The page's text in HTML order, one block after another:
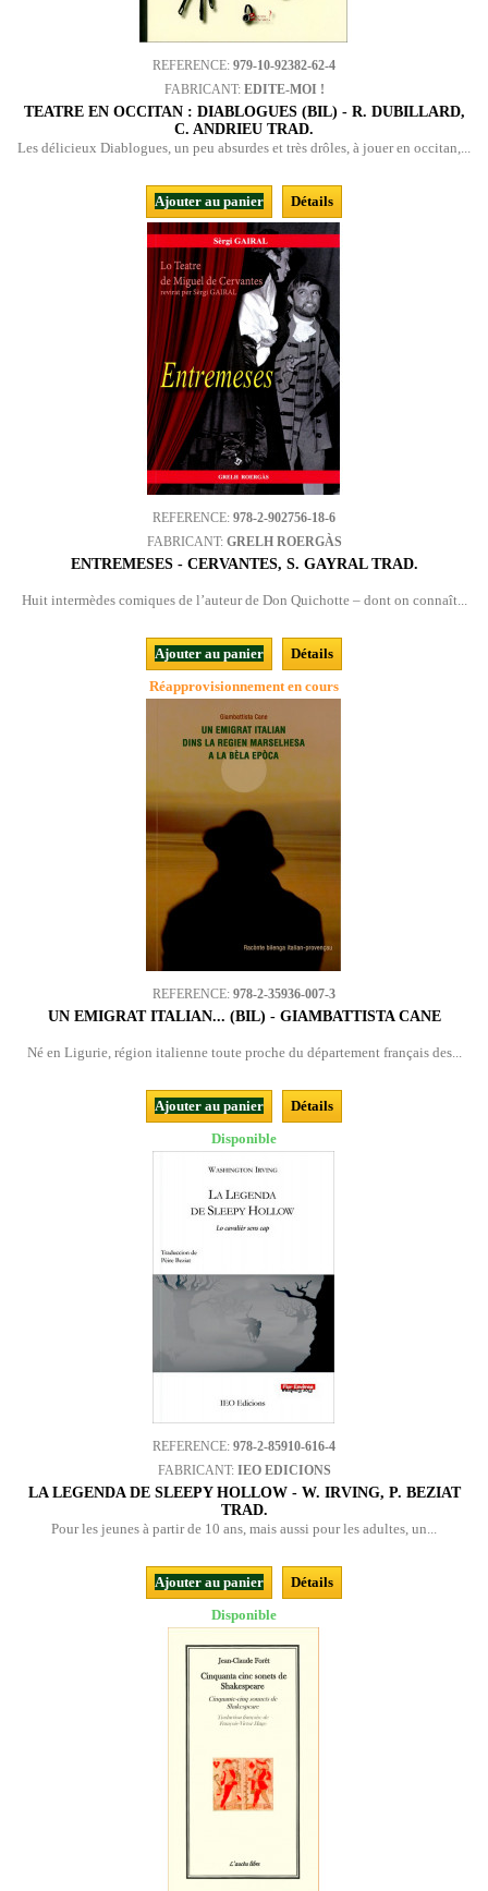
REFERENCE: 979-10-92382-62-4
FABRICANT: EDITE-MOI !
TEATRE EN OCCITAN : DIABLOGUES (BIL) - R. DUBILLARD,
C. ANDRIEU TRAD.
Les délicieux Diablogues, un peu absurdes et très drôles, à jouer en occitan,...
Ajouter au panier Détails
REFERENCE: 978-2-902756-18-6
FABRICANT: GRELH ROERGÀS
ENTREMESES - CERVANTES, S. GAYRAL TRAD.
Huit intermèdes comiques de l’auteur de Don Quichotte – dont on connaît...
Ajouter au panier
Détails
Réapprovisionnement en cours
REFERENCE: 978-2-35936-007-3
UN EMIGRAT ITALIAN... (BIL) - GIAMBATTISTA CANE
Né en Ligurie, région italienne toute proche du département français des...
Ajouter au panier
Détails
Disponible
REFERENCE: 978-2-85910-616-4
FABRICANT: IEO EDICIONS
LA LEGENDA DE SLEEPY HOLLOW - W. IRVING, P. BEZIAT
TRAD.
Pour les jeunes à partir de 10 ans, mais aussi pour les adultes, un...
Ajouter au panier
Détails
Disponible